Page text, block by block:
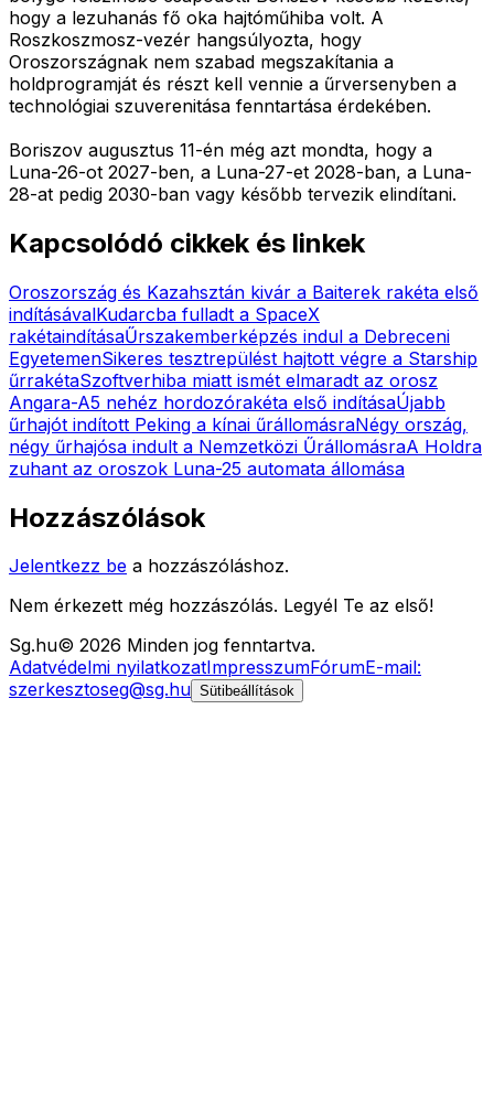
hogy a lezuhanás fő oka hajtóműhiba volt. A
Roszkoszmosz-vezér hangsúlyozta, hogy
Oroszországnak nem szabad megszakítania a
holdprogramját és részt kell vennie a űrversenyben a
technológiai szuverenitása fenntartása érdekében.
Boriszov augusztus 11-én még azt mondta, hogy a
Luna-26-ot 2027-ben, a Luna-27-et 2028-ban, a Luna-
28-at pedig 2030-ban vagy később tervezik elindítani.
Kapcsolódó cikkek és linkek
Oroszország és Kazahsztán kivár a Baiterek rakéta első
indításávalKudarcba fulladt a SpaceX
rakétaindításaŰrszakemberképzés indul a Debreceni
EgyetemenSikeres tesztrepülést hajtott végre a Starship
űrrakétaSzoftverhiba miatt ismét elmaradt az orosz
Angara-A5 nehéz hordozórakéta első indításaÚjabb
űrhajót indított Peking a kínai űrállomásraNégy ország,
négy űrhajósa indult a Nemzetközi ŰrállomásraA Holdra
zuhant az oroszok Luna-25 automata állomása
Hozzászólások
Jelentkezz be a hozzászóláshoz.
Nem érkezett még hozzászólás. Legyél Te az első!
Sg.hu© 2026 Minden jog fenntartva.
Adatvédelmi nyilatkozatImpresszumFórumE-mail:
szerkesztoseg@sg.hu Sütibeállítások